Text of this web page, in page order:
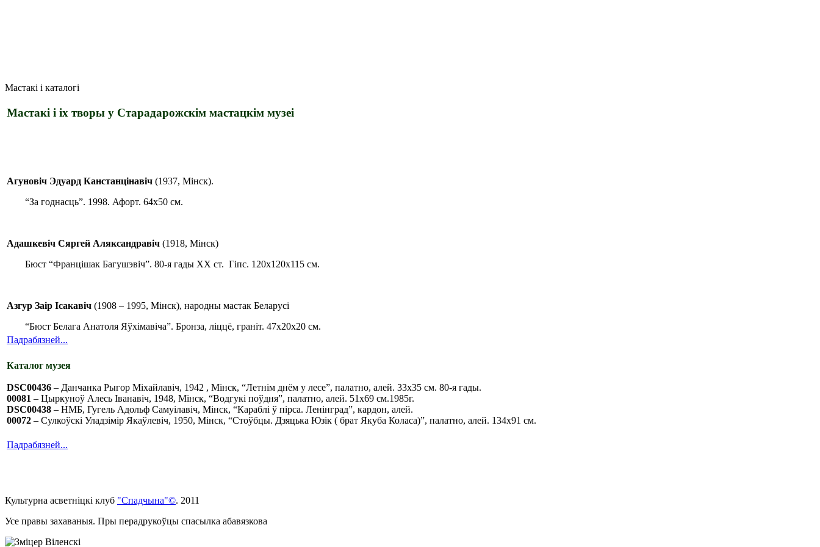
Мастакi i каталогi
Мастакi i iх творы у Старадарожскiм мастацкiм музеi
Агуновіч Эдуард Канстанцінавіч (1937, Мінск).
“За годнасць”. 1998. Афорт. 64х50 см.
Адашкевіч Сяргей Аляксандравіч (1918, Мінск)
Бюст “Францішак Багушэвіч”. 80-я гады ХХ ст. Гіпс. 120х120х115 см.
Азгур Заір Ісакавіч (1908 – 1995, Мінск), народны мастак Беларусі
“Бюст Белага Анатоля Яўхімавіча”. Бронза, ліццё, граніт. 47х20х20 см.
Падрабязней...
Каталог музея
DSC00436 – Данчанка Рыгор Міхайлавіч, 1942 , Мінск, “Летнім днём у лесе”, палатно, алей. 33х35 см. 80-я гады.
00081 – Цыркуноў Алесь Іванавіч, 1948, Мінск, “Водгукі поўдня”, палатно, алей. 51х69 см.1985г.
DSC00438 – НМБ, Гугель Адольф Самуілавіч, Мінск, “Караблі ў пірса. Ленінград”, кардон, алей.
00072 – Сулкоўскі Уладзімір Якаўлевіч, 1950, Мінск, “Стоўбцы. Дзяцька Юзік ( брат Якуба Коласа)”, палатно, алей. 134х91 см.
Падрабязней...
Культурна асветнiцкi клуб "Спадчына"©. 2011
Усе правы захаваныя. Пры перадрукоўцы спасылка абавязкова